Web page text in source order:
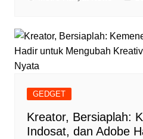
GEDGET
Kreator, Bersiaplah:
Indosat, dan Adobe